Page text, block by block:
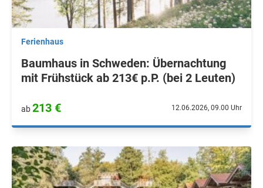
Ferienhaus
Baumhaus in Schweden: Übernachtung
mit Frühstück ab 213€ p.P. (bei 2 Leuten)
ab213 € 12.06.2026, 09.00 Uhr